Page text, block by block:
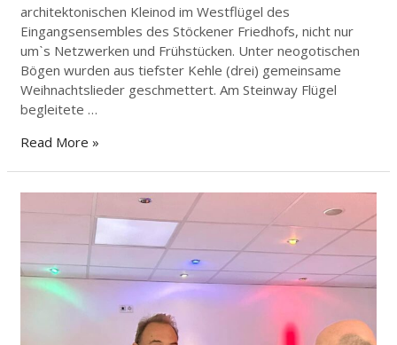
architektonischen Kleinod im Westflügel des
Eingangsensembles des Stöckener Friedhofs, nicht nur
umˋs Netzwerken und Frühstücken. Unter neogotischen
Bögen wurden aus tiefster Kehle (drei) gemeinsame
Weihnachtslieder geschmettert. Am Steinway Flügel
begleitete …
Read More »